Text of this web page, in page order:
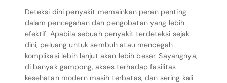
Deteksi dini penyakit memainkan peran penting
dalam pencegahan dan pengobatan yang lebih
efektif. Apabila sebuah penyakit terdeteksi sejak
dini, peluang untuk sembuh atau mencegah
komplikasi lebih lanjut akan lebih besar. Sayangnya,
di banyak gampong, akses terhadap fasilitas
kesehatan modern masih terbatas, dan sering kali